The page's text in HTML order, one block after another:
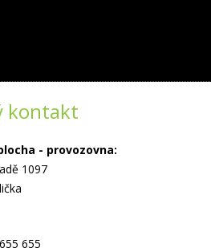
kontakt
- provozovna:
1097
655